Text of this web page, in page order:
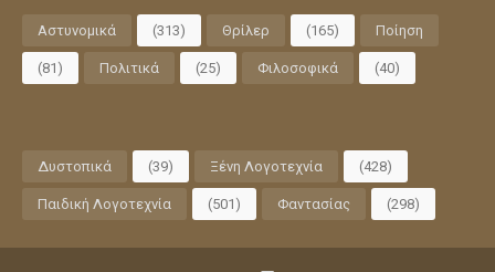
Αστυνομικά (313) Θρίλερ (165) Ποίηση
(81) Πολιτικά (25) Φιλοσοφικά (40)
Δυστοπικά (39) Ξένη Λογοτεχνία (428)
Παιδική Λογοτεχνία (501) Φαντασίας (298)